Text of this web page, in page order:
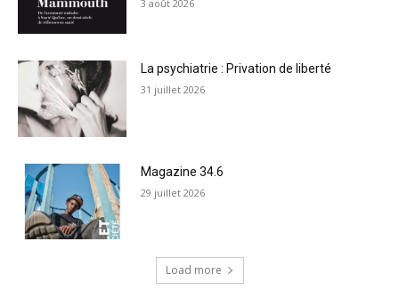
3 août 2026
La psychiatrie : Privation de liberté
31 juillet 2026
Magazine 34.6
29 juillet 2026
Load more